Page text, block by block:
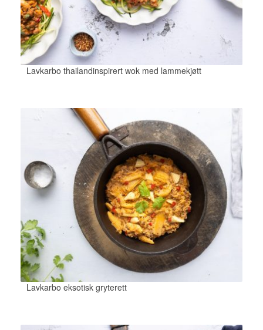
Lavkarbo thailandinspirert wok med lammekjøtt
Lavkarbo eksotisk gryterett